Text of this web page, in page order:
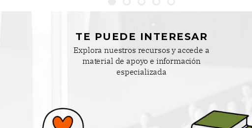
compartiendo experiencias,
dudas y recursos, y dando forma
a un espacio de apoyo mutuo y
TE PUEDE INTERESAR
Explora nuestros recursos y accede a
material de apoyo e información
especializada